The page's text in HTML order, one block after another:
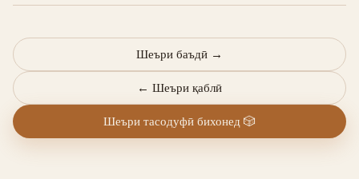
← Шеъри қаблӣ
Шеъри баъдӣ →
Шеъри тасодуфӣ бихонед 🎲